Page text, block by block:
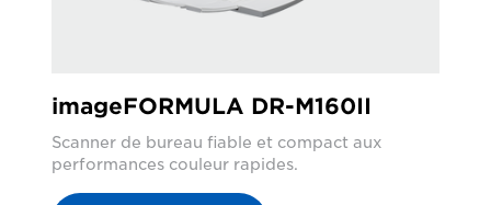
imageFORMULA DR-M160II
Scanner de bureau fiable et compact aux
performances couleur rapides.